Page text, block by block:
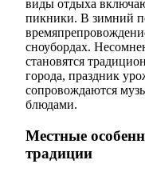
виды отдыха
пикники. В зимний
сноубордах.
становятся
города, праздник
сопровождаются
блюдами.
Местные
традиции